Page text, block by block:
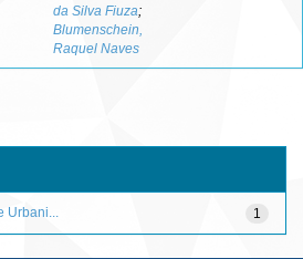
da Silva Fiuza;
Blumenschein,
Raquel Naves
1